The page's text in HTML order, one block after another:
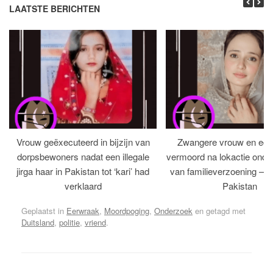
LAATSTE BERICHTEN
Vrouw geëxecuteerd in bijzijn van
dorpsbewoners nadat een illegale
jirga haar in Pakistan tot ‘kari’ had
verklaard
Zwangere vrouw en
vermoord na lokactie
van familieverzoening –
Pakistan
Geplaatst in Eerwraak, Moordpoging, Onderzoek en getagd met
Duitsland, politie, vriend.